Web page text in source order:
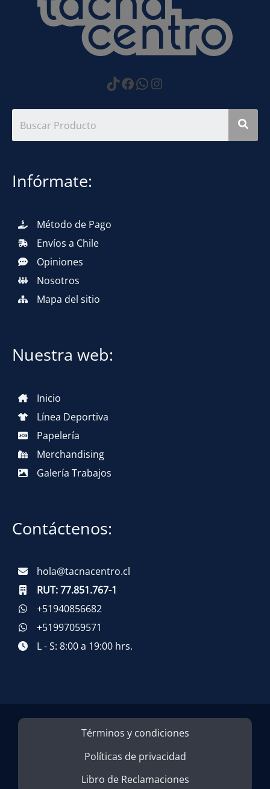
https://
Facebook
WhatsApp
Instagram
Infórmate:
Método de Pago
Envíos a Chile
Opiniones
Nosotros
Mapa del sitio
Nuestra web:
Inicio
Línea Deportiva
Papelería
Merchandising
Galería Trabajos
Contáctenos:
hola@tacnacentro.cl
RUT:77.851.767-1
+51940856682
+51997059571
L - S: 8:00 a 19:00 hrs.
Términos y condiciones
Políticas de privacidad
Libro de Reclamaciones